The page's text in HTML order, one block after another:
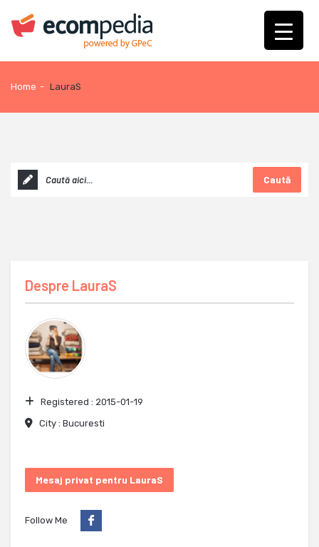
Home - LauraS
Caută
Despre LauraS
Registered : 2015-01-19
City : Bucuresti
Mesaj privat pentru LauraS
Follow Me